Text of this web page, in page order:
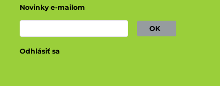
Novinky e-mailom
OK
Odhlásiť sa